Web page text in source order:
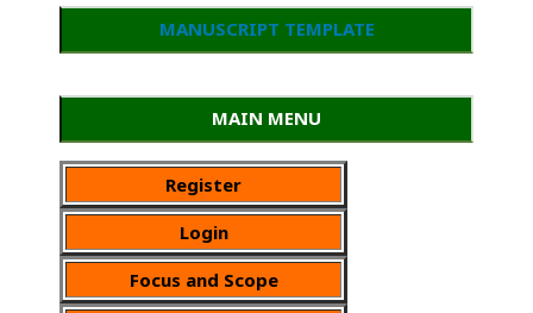
MANUSCRIPT TEMPLATE
MAIN MENU
Register
Login
Focus and Scope